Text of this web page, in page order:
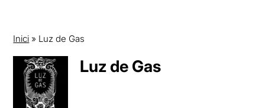
Inici » Luz de Gas
Luz de Gas